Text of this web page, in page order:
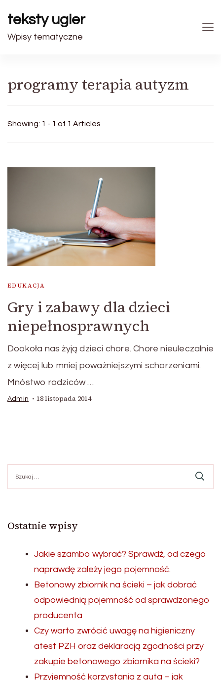
teksty ugier
Wpisy tematyczne
programy terapia autyzm
Showing: 1 - 1 of 1 Articles
EDUKACJA
Gry i zabawy dla dzieci
niepełnosprawnych
Dookoła nas żyją dzieci chore. Chore nieuleczalnie
z więcej lub mniej poważniejszymi schorzeniami.
Mnóstwo rodziców …
Admin 18 listopada 2014
Ostatnie wpisy
Jakie szambo wybrać? Sprawdź, od czego
naprawdę zależy jego pojemność.
Betonowy zbiornik na ścieki – jak dobrać
odpowiednią pojemność od sprawdzonego
producenta
Czy warto zwrócić uwagę na higieniczny
atest PZH oraz deklaracją zgodności przy
zakupie betonowego zbiornika na ścieki?
Przyjemność korzystania z auta – jak